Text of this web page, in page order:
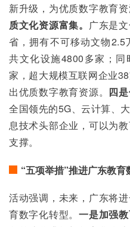
新升级，为优质数字教育
质文化资源富集。 广东是
省，拥有不可移动文物2.5
共文化设施4800多家；
家，超大规模互联网企业
出优质数字教育资源。 四
全国领先的5G、云计算、
息技术头部企业，可以为
支撑。
“五项举措”推进广东教育
活动强调，未来，广东将
育数字化转型。一是加强教